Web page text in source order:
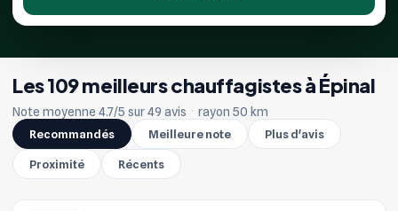
Les 109 meilleurs chauffagistes à Épinal
Note moyenne 4.7/5 sur 49 avis · rayon 50 km
Recommandés
Meilleure note Plus d'avis
Proximité Récents